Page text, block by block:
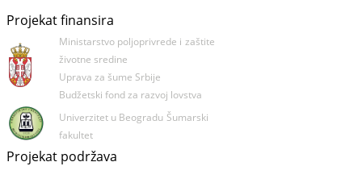
Projekat finansira
Ministarstvo poljoprivrede i zaštite
životne sredine
Uprava za šume Srbije
Budžetski fond za razvoj lovstva
Univerzitet u Beogradu Šumarski
fakultet
Projekat podržava